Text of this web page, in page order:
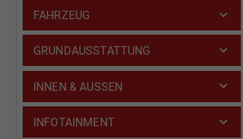
FAHRZEUG
GRUNDAUSSTATTUNG
INNEN & AUSSEN
INFOTAINMENT